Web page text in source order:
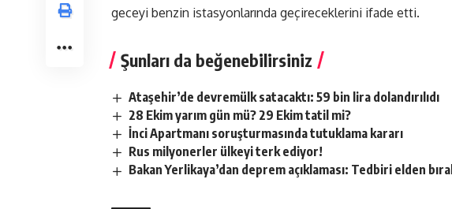
geceyi benzin istasyonlarında geçireceklerini ifade etti.
Şunları da beğenebilirsiniz
Ataşehir’de devremülk satacaktı: 59 bin lira dolandırılıdı
28 Ekim yarım gün mü? 29 Ekim tatil mi?
İnci Apartmanı soruşturmasında tutuklama kararı
Rus milyonerler ülkeyi terk ediyor!
Bakan Yerlikaya’dan deprem açıklaması: Tedbiri elden